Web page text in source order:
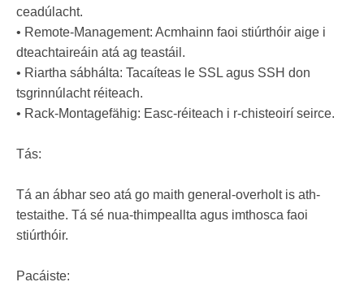
ceadúlacht.
• Remote-Management: Acmhainn faoi stiúrthóir aige i
dteachtaireáin atá ag teastáil.
• Riartha sábhálta: Tacaíteas le SSL agus SSH don
tsgrinnúlacht réiteach.
• Rack-Montagefähig: Easc-réiteach i r-chisteoirí seirce.
Tás:
Tá an ábhar seo atá go maith general-overholt is ath-
testaithe. Tá sé nua-thimpeallta agus imthosca faoi
stiúrthóir.
Pacáiste: